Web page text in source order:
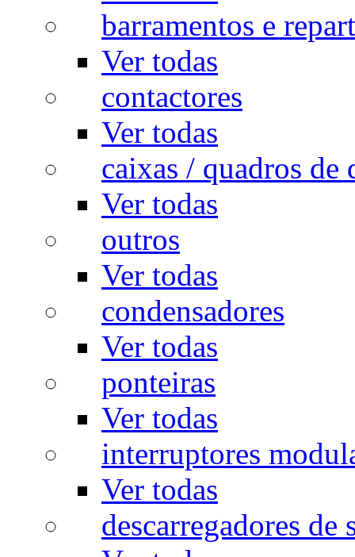
barramentos e
Ver todas
contactores
Ver todas
caixas / quadros de
Ver todas
outros
Ver todas
condensadores
Ver todas
ponteiras
Ver todas
interruptores
Ver todas
descarregadores de